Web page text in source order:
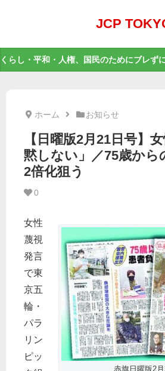
JCP
くらし・平和・人権、国民のためにブレず
ホーム お知らせ
【日曜版2月21日号】
黙しない」／75歳から
2倍化狙う
0
赤旗日曜版2
女性
蔑視
発言
で東
京五
輪・
パラ
リン
ピッ